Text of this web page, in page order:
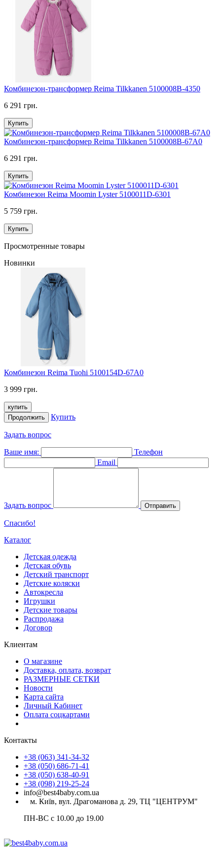
Комбинезон-трансформер Reima Tilkkanen 5100008B-4350
6 291 грн.
Купить
Комбинезон-трансформер Reima Tilkkanen 5100008B-67A0
6 291 грн.
Купить
Комбинезон Reima Moomin Lyster 5100011D-6301
5 759 грн.
Купить
Просмотренные товары
Новинки
Комбинезон Reima Tuohi 5100154D-67A0
3 999 грн.
купить
Продолжить
Купить
Задать вопрос
Ваше имя:
Телефон
Email
Задать вопрос Отправить
Спасибо!
Каталог
Детская одежда
Детская обувь
Детский транспорт
Детские коляски
Автокресла
Игрушки
Детские товары
Распродажа
Договор
Клиентам
О магазине
Доставка, оплата, возврат
РАЗМЕРНЫЕ СЕТКИ
Новости
Карта сайта
Личный Кабинет
Оплата соцкартами
Контакты
+38 (063) 341-34-32
+38 (050) 686-71-41
+38 (050) 638-40-91
+38 (098) 219-25-24
info@best4baby.com.ua
м. Київ, вул. Драгоманова д. 29, ТЦ "ЦЕНТРУМ"
ПН-ВС с 10.00 до 19.00